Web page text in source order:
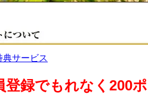
登録でもれなく200